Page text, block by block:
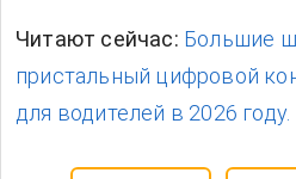
Читают сейчас: Большие
пристальный цифровой
для водителей в 2026 году.